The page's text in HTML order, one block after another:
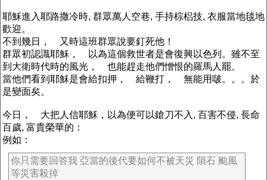
耶穌進入耶路撒冷時, 群眾萬人空巷, 手持棕梠技, 衣服當地毯地
歡迎。
不到幾日， 又時這班群眾說要釘死他！
群眾初認識耶穌， 以為這個救世者是會復興以色列。雖不至
到大衛時代時的風光， 也能趕走他們憎恨的羅馬人罷。
當他們看到耶穌是會給扣押， 給鞭打， 無能用啵。。。於
是變面矣。
今日， 大把人信耶穌，以為便可以鎗刀不入, 百害不侵, 長命
百歲, 富貴榮華的：
例如：
你只需要回答我 亞當的後代要如何不被天災 隕石 颱風
等災害殺掉